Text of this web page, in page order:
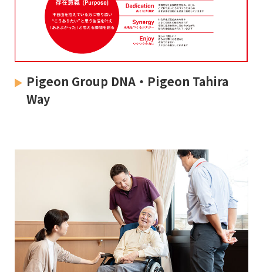
Pigeon Group DNA・Pigeon Tahira
Way